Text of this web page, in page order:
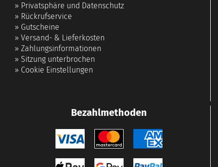
» Privatsphäre und Datenschutz
» Rückrufservice
» Gutscheine
» Versand- & Lieferkosten
» Zahlungsinformationen
» Sitzung unterbrochen
» Cookie Einstellungen
Bezahlmethoden